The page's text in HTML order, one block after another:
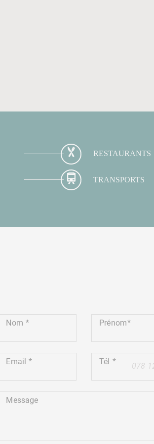
RESTAURANTS
TRANSPORTS
Nom Prénom
Email
+41
Tél
Message